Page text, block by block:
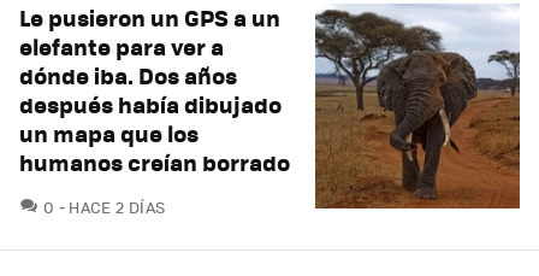
Le pusieron un GPS a un
elefante para ver a
dónde iba. Dos años
después había dibujado
un mapa que los
humanos creían borrado
0 COMENTARIOS
HACE 2 DÍAS